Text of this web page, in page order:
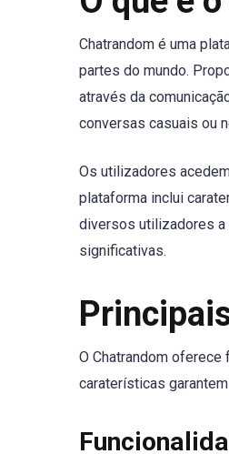
Chatrandom é uma
partes do mundo.
através da
conversas casuais ou
Os utilizadores
plataforma inclui
diversos utilizadores a
significativas.
O Chatrandom
caraterísticas